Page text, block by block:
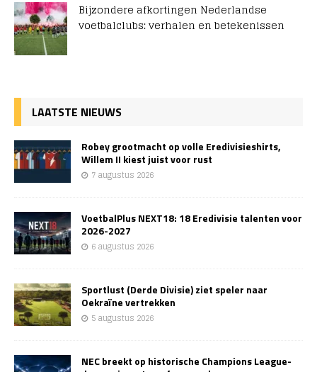
Bijzondere afkortingen Nederlandse
voetbalclubs: verhalen en betekenissen
LAATSTE NIEUWS
Robey grootmacht op volle Eredivisieshirts,
Willem II kiest juist voor rust
7 augustus 2026
VoetbalPlus NEXT18: 18 Eredivisie talenten voor
2026-2027
6 augustus 2026
Sportlust (Derde Divisie) ziet speler naar
Oekraïne vertrekken
5 augustus 2026
NEC breekt op historische Champions League-